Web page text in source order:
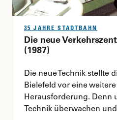
35 JAHRE STADTBAHN
Die neue
(1987)
Die neue Technik stellte
Bielefeld vor eine
Herausforderung. Denn
Technik überwachen